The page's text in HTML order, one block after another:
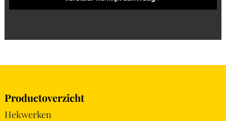
Productoverzicht
Hekwerken